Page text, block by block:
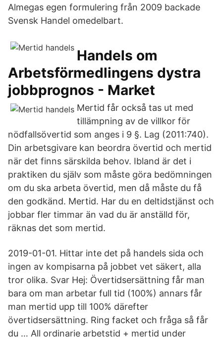
Almegas egen formulering från 2009 backade
Svensk Handel omedelbart.
Handels om
Arbetsförmedlingens dystra
jobbprognos - Market
Mertid får också tas ut med
tillämpning av de villkor för
nödfallsövertid som anges i 9 §. Lag (2011:740).
Din arbetsgivare kan beordra övertid och mertid
när det finns särskilda behov. Ibland är det i
praktiken du själv som måste göra bedömningen
om du ska arbeta övertid, men då måste du få
den godkänd. Mertid. Har du en deltidstjänst och
jobbar fler timmar än vad du är anställd för,
räknas det som mertid.
2019-01-01. Hittar inte det på handels sida och
ingen av kompisarna på jobbet vet säkert, alla
tror olika. Svar Hej: Övertidsersättning får man
bara om man arbetar full tid (100%) annars får
man mertid upp till 100% därefter
övertidsersättning. Ring facket och fråga så får
du … All ordinarie arbetstid + mertid under